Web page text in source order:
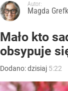
Autor:
Magda
Mało kto
obsypuje
Dodano:dzisiaj 5:22